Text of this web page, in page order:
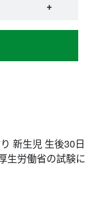
+
新生児 生後30日
生労働省の試験に